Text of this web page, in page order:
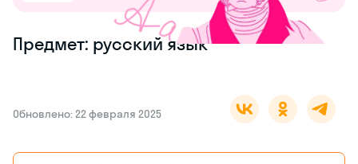
Предмет: русский язык
Обновлено: 22 февраля 2025